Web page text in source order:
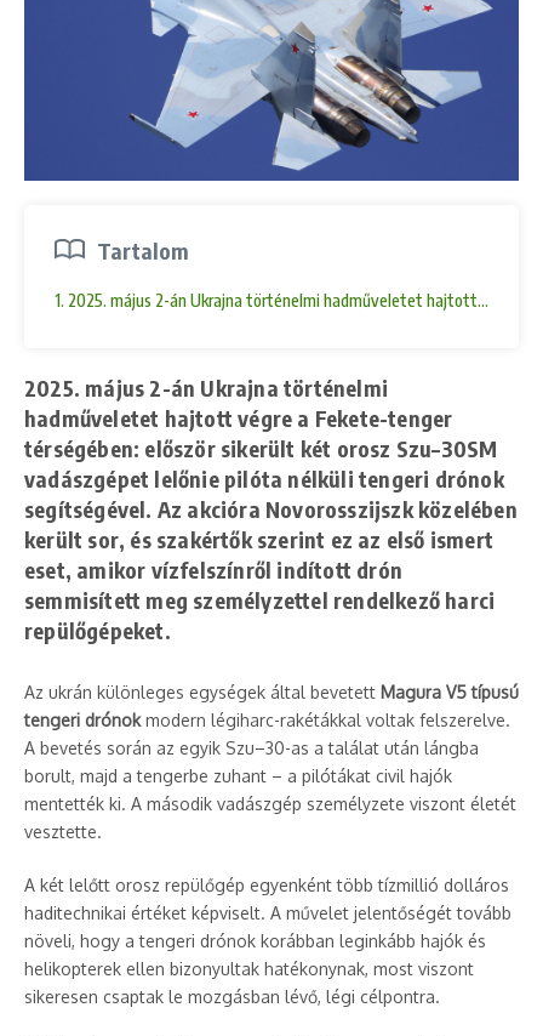
Tartalom
1. 2025. május 2-án Ukrajna történelmi hadműveletet hajtott végre a
2025. május 2-án Ukrajna történelmi
hadműveletet hajtott végre a Fekete-tenger
térségében: először sikerült két orosz Szu–30SM
vadászgépet lelőnie pilóta nélkülitengeri drónok
segítségével. Az akcióra Novorosszijszk közelében
került sor, és szakértők szerint ez az első ismert
eset, amikor vízfelszínről indított drón
semmisített meg személyzettel rendelkező harci
repülőgépeket.
Az ukrán különleges egységek által bevetett Magura V5 típusú
tengeri drónokmodern légiharc-rakétákkal voltak felszerelve.
A bevetés során az egyik Szu–30-as a találat után lángba
borult, majd a tengerbe zuhant – a pilótákat civil hajók
mentették ki. A második vadászgép személyzete viszont életét
vesztette.
A két lelőtt orosz repülőgép egyenként több tízmillió dolláros
haditechnikai értéket képviselt. A művelet jelentőségét tovább
növeli, hogy a tengeri drónok korábban leginkább hajók és
helikopterek ellen bizonyultak hatékonynak, most viszont
sikeresen csaptak le mozgásban lévő, légi célpontra.